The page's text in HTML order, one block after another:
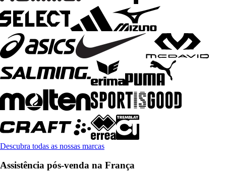
Descubra todas as nossas marcas
Assistência pós-venda na França